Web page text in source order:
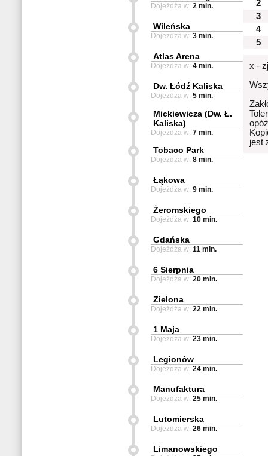
2
3
4
5
x -
jest
Dojeżdża w: 2 min.
Wileńska
Dojeżdża w: 3 min.
Atlas Arena
Dojeżdża w: 4 min.
Dw. Łódź Kaliska
Dojeżdża w: 5 min.
Mickiewicza (Dw. Ł.
Kaliska)
Dojeżdża w: 7 min.
Tobaco Park
Dojeżdża w: 8 min.
Łąkowa
Dojeżdża w: 9 min.
Żeromskiego
Dojeżdża w: 10 min.
Gdańska
Dojeżdża w: 11 min.
6 Sierpnia
Dojeżdża w: 20 min.
Zielona
Dojeżdża w: 22 min.
1 Maja
Dojeżdża w: 23 min.
Legionów
Dojeżdża w: 24 min.
Manufaktura
Dojeżdża w: 25 min.
Lutomierska
Dojeżdża w: 26 min.
Limanowskiego